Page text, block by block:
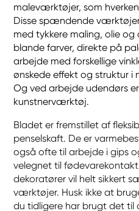
maleværktøjer, som
Disse spændende
med tykkere maling, olie
blande farver, direkte på
arbejde med forskellige
ønskede effekt og struktur i
Og ved arbejde udendørs
kunstnerværktøj.
Bladet er fremstillet af
penselskaft. De er
også ofte til arbejde i gips
velegnet til
dekoratører vil helt sikkert
værktøjer. Husk ikke at
du tidligere har brugt det til